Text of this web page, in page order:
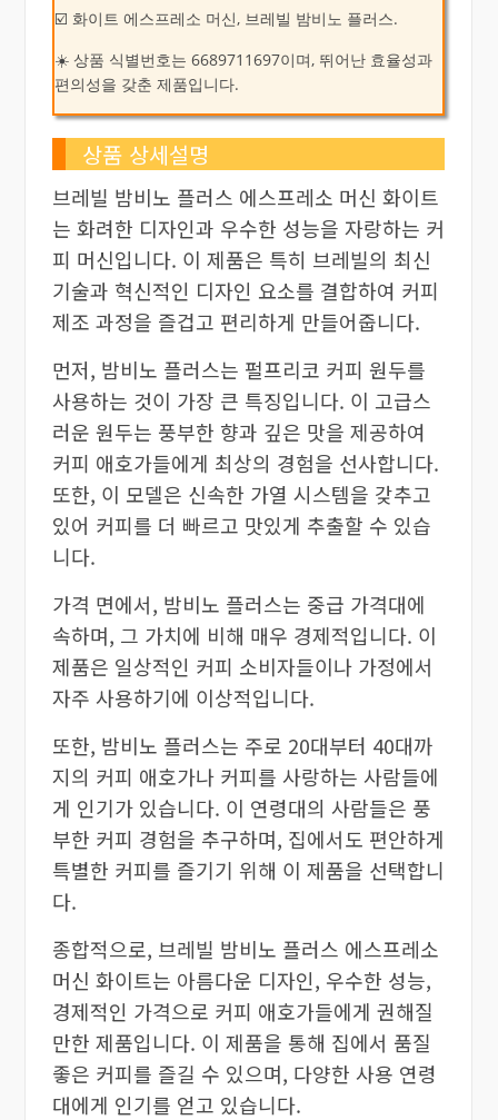
☑️ 화이트 에스프레소 머신, 브레빌 밤비노 플러스.
☀️ 상품 식별번호는 6689711697이며, 뛰어난 효율성과
편의성을 갖춘 제품입니다.
상품 상세설명
브레빌 밤비노 플러스 에스프레소 머신 화이트
는 화려한 디자인과 우수한 성능을 자랑하는 커
피 머신입니다. 이 제품은 특히 브레빌의 최신
기술과 혁신적인 디자인 요소를 결합하여 커피
제조 과정을 즐겁고 편리하게 만들어줍니다.
먼저, 밤비노 플러스는 펄프리코 커피 원두를
사용하는 것이 가장 큰 특징입니다. 이 고급스
러운 원두는 풍부한 향과 깊은 맛을 제공하여
커피 애호가들에게 최상의 경험을 선사합니다.
또한, 이 모델은 신속한 가열 시스템을 갖추고
있어 커피를 더 빠르고 맛있게 추출할 수 있습
니다.
가격 면에서, 밤비노 플러스는 중급 가격대에
속하며, 그 가치에 비해 매우 경제적입니다. 이
제품은 일상적인 커피 소비자들이나 가정에서
자주 사용하기에 이상적입니다.
또한, 밤비노 플러스는 주로 20대부터 40대까
지의 커피 애호가나 커피를 사랑하는 사람들에
게 인기가 있습니다. 이 연령대의 사람들은 풍
부한 커피 경험을 추구하며, 집에서도 편안하게
특별한 커피를 즐기기 위해 이 제품을 선택합니
다.
종합적으로, 브레빌 밤비노 플러스 에스프레소
머신 화이트는 아름다운 디자인, 우수한 성능,
경제적인 가격으로 커피 애호가들에게 권해질
만한 제품입니다. 이 제품을 통해 집에서 품질
좋은 커피를 즐길 수 있으며, 다양한 사용 연령
대에게 인기를 얻고 있습니다.